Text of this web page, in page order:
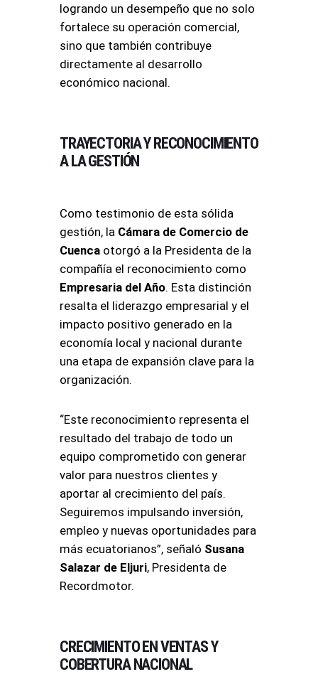
logrando un desempeño que no solo
fortalece su operación comercial,
sino que también contribuye
directamente al desarrollo
económico nacional.
TRAYECTORIA Y RECONOCIMIENTO
A LA GESTIÓN
Como testimonio de esta sólida
gestión, la Cámara de Comercio de
Cuenca otorgó a la Presidenta de la
compañía el reconocimiento como
Empresaria del Año. Esta distinción
resalta el liderazgo empresarial y el
impacto positivo generado en la
economía local y nacional durante
una etapa de expansión clave para la
organización.
“Este reconocimiento representa el
resultado del trabajo de todo un
equipo comprometido con generar
valor para nuestros clientes y
aportar al crecimiento del país.
Seguiremos impulsando inversión,
empleo y nuevas oportunidades para
más ecuatorianos”, señaló Susana
Salazar de Eljuri, Presidenta de
Recordmotor.
CRECIMIENTO EN VENTAS Y
COBERTURA NACIONAL